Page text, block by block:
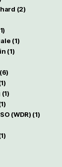
(2)
(1)
(1)
(6)
(1)
(WDR) (1)